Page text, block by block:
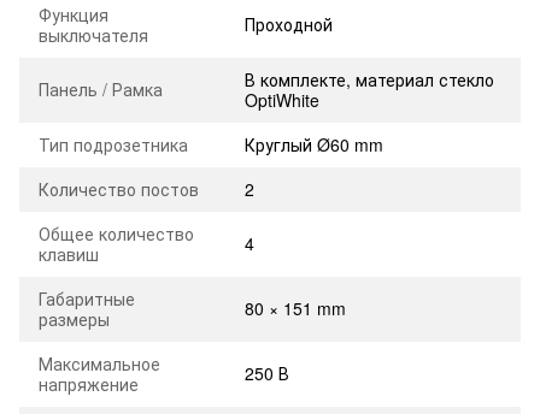
Функция
выключателя
Проходной
Панель / Рамка
В комплекте, материал стекло
OptiWhite
Тип подрозетника
Круглый Ø60 mm
Количество постов
2
Общее количество
клавиш
4
Габаритные
размеры
80 × 151 mm
Максимальное
напряжение
250 В